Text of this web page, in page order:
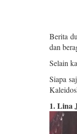
Berita
dan
Selain
Siapa
1. Lina